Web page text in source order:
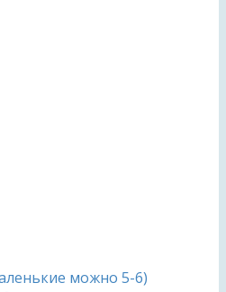
можно 5-6)